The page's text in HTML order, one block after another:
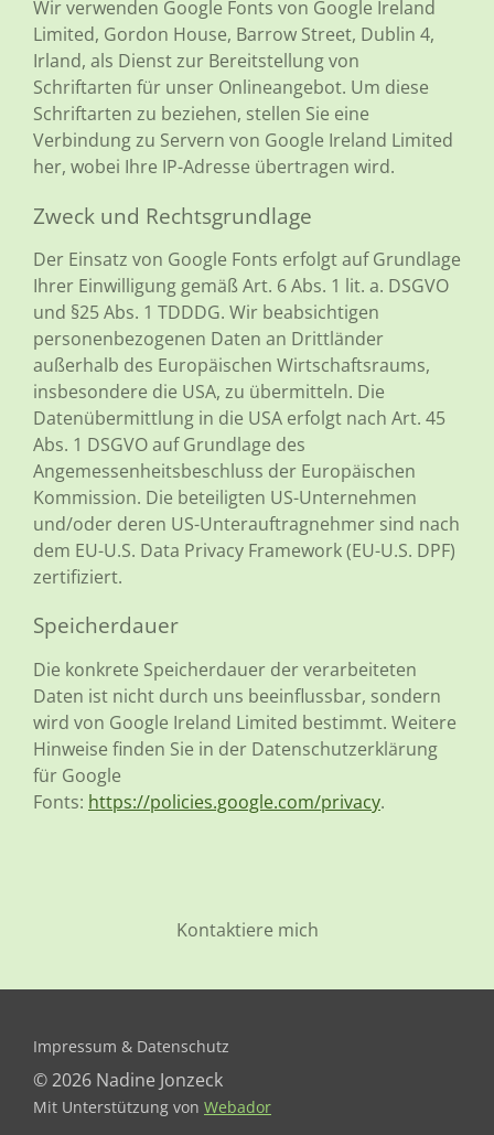
Wir verwenden Google Fonts von Google Ireland
Limited, Gordon House, Barrow Street, Dublin 4,
Irland, als Dienst zur Bereitstellung von
Schriftarten für unser Onlineangebot. Um diese
Schriftarten zu beziehen, stellen Sie eine
Verbindung zu Servern von Google Ireland Limited
her, wobei Ihre IP-Adresse übertragen wird.
Zweck und Rechtsgrundlage
Der Einsatz von Google Fonts erfolgt auf Grundlage
Ihrer Einwilligung gemäß Art. 6 Abs. 1 lit. a. DSGVO
und §25 Abs. 1 TDDDG. Wir beabsichtigen
personenbezogenen Daten an Drittländer
außerhalb des Europäischen Wirtschaftsraums,
insbesondere die USA, zu übermitteln. Die
Datenübermittlung in die USA erfolgt nach Art. 45
Abs. 1 DSGVO auf Grundlage des
Angemessenheitsbeschluss der Europäischen
Kommission. Die beteiligten US-Unternehmen
und/oder deren US-Unterauftragnehmer sind nach
dem EU-U.S. Data Privacy Framework (EU-U.S. DPF)
zertifiziert.
Speicherdauer
Die konkrete Speicherdauer der verarbeiteten
Daten ist nicht durch uns beeinflussbar, sondern
wird von Google Ireland Limited bestimmt. Weitere
Hinweise finden Sie in der Datenschutzerklärung
für Google
Fonts: https://policies.google.com/privacy.
Kontaktiere mich
Impressum & Datenschutz
© 2026 Nadine Jonzeck
Mit Unterstützung von Webador